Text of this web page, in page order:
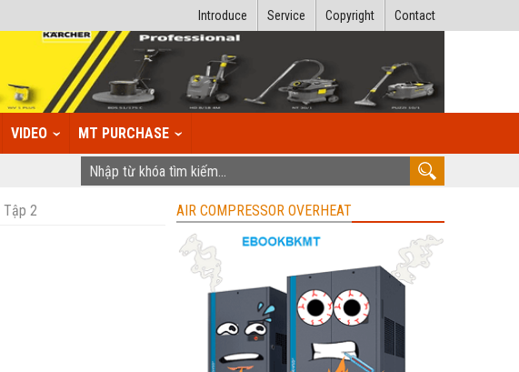
Contact
Copyright
Service
Introduce
VIDEO MT PURCHASE
Tập 2 AIR COMPRESSOR OVERHEAT